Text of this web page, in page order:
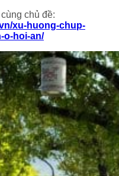
chủ đề:
xu-huong-chup-
o-hoi-an/